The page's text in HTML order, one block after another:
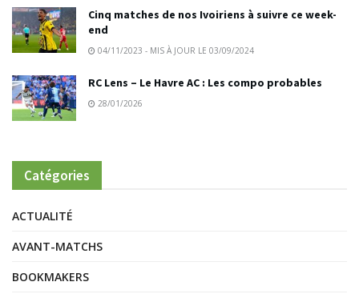
Cinq matches de nos Ivoiriens à suivre ce week-
end
04/11/2023 - MIS À JOUR LE 03/09/2024
RC Lens – Le Havre AC : Les compo probables
28/01/2026
Catégories
ACTUALITÉ
AVANT-MATCHS
BOOKMAKERS